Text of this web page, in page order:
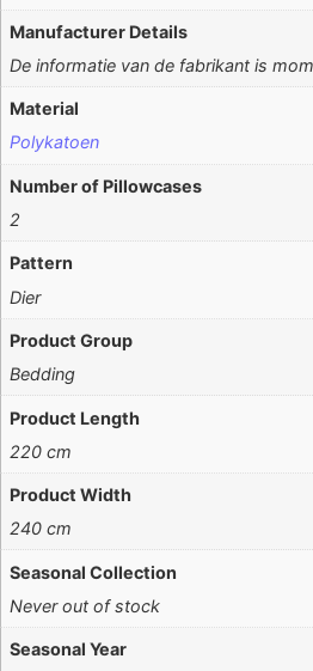
Manufacturer Details
De informatie van de fabrikant is
Material
Polykatoen
Number of Pillowcases
2
Pattern
Dier
Product Group
Bedding
Product Length
220 cm
Product Width
240 cm
Seasonal Collection
Never out of stock
Seasonal Year